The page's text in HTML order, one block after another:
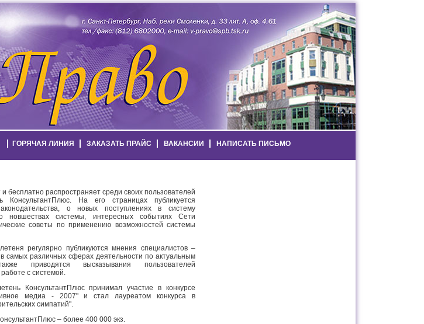
ГОРЯЧАЯ ЛИНИЯ ЗАКАЗАТЬ ПРАЙС ВАКАНСИИ НАПИСАТЬ ПИСЬМО
бесплатно распространяет среди своих пользователей
На его страницах публикуется
о новых поступлениях в систему
новшествах системы, интересных событиях Сети
советы по применению возможностей системы
регулярно публикуются мнения специалистов –
самых различных сферах деятельности по актуальным
приводятся высказывания пользователей
с системой.
КонсультантПлюс принимал участие в конкурсе
медиа - 2007" и стал лауреатом конкурса в
симпатий".
– более 400 000 экз.